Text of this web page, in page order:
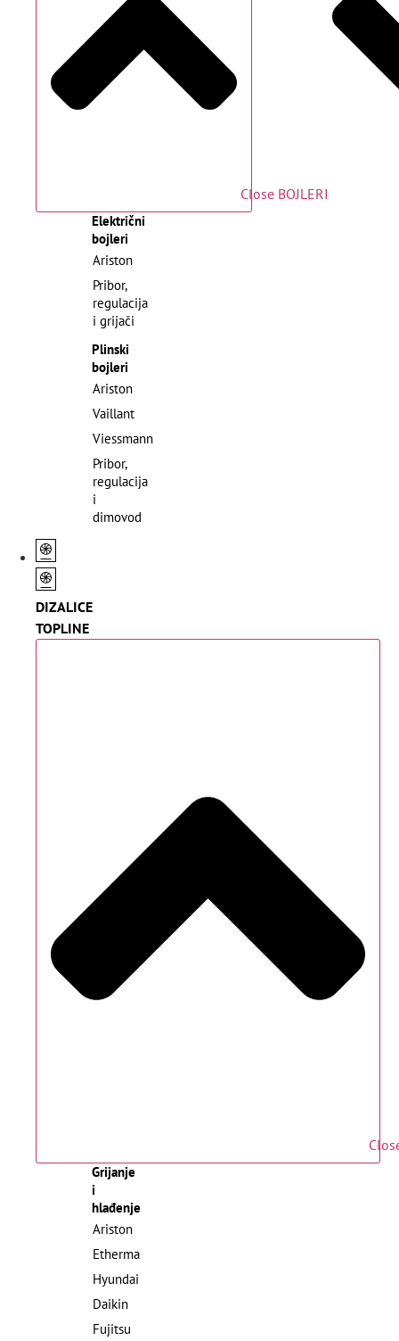
Close BOJLERI
Električni
bojleri
Ariston
Pribor,
regulacija
i grijači
Plinski
bojleri
Ariston
Vaillant
Viessmann
Pribor,
regulacija
i
dimovod
DIZALICE
TOPLINE
Grijanje
i
hlađenje
Ariston
Etherma
Hyundai
Daikin
Fujitsu